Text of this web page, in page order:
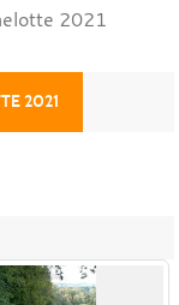
2021
2021